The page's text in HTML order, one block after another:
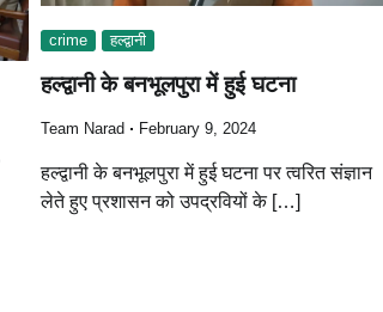
crime हल्द्वानी
हल्द्वानी के बनभूलपुरा में हुई घटना
Team Narad February 9, 2024
हल्द्वानी के बनभूलपुरा में हुई घटना पर त्वरित संज्ञान
लेते हुए प्रशासन को उपद्रवियों के […]